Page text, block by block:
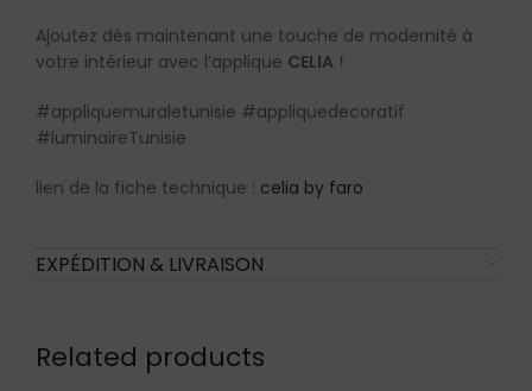
Ajoutez dès maintenant une touche de modernité à
votre intérieur avec l’applique CELIA !
#appliquemuraletunisie #appliquedecoratif
#luminaireTunisie
lien de la fiche technique : celia by faro
EXPÉDITION & LIVRAISON
Related products